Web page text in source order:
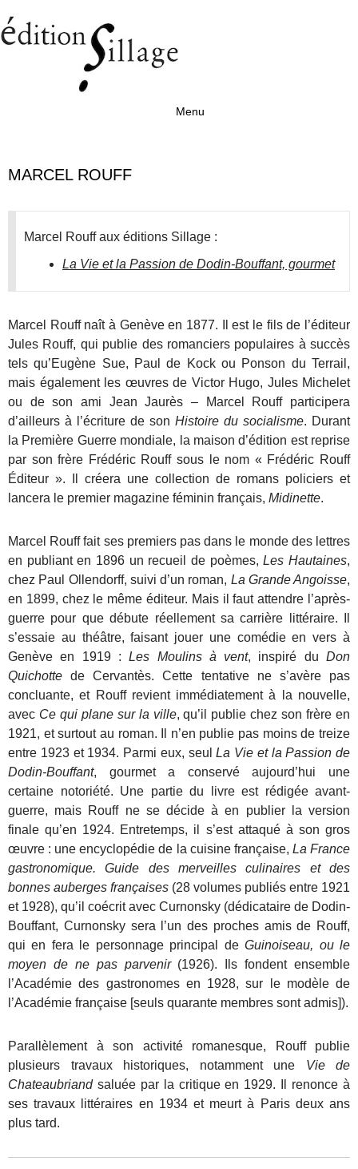
Menu
MARCEL ROUFF
Marcel Rouff aux éditions Sillage :
La Vie et la Passion de Dodin-Bouffant, gourmet
Marcel Rouff naît à Genève en 1877. Il est le fils de l’éditeur
Jules Rouff, qui publie des romanciers populaires à succès
tels qu’Eugène Sue, Paul de Kock ou Ponson du Terrail,
mais également les œuvres de Victor Hugo, Jules Michelet
ou de son ami Jean Jaurès – Marcel Rouff participera
d’ailleurs à l’écriture de son Histoire du socialisme. Durant
la Première Guerre mondiale, la maison d’édition est reprise
par son frère Frédéric Rouff sous le nom « Frédéric Rouff
Éditeur ». Il créera une collection de romans policiers et
lancera le premier magazine féminin français, Midinette.
Marcel Rouff fait ses premiers pas dans le monde des lettres
en publiant en 1896 un recueil de poèmes,Les Hautaines,
chez Paul Ollendorff, suivi d’un roman, La Grande Angoisse,
en 1899, chez le même éditeur. Mais il faut attendre l’après-
guerre pour que débute réellement sa carrière littéraire. Il
s’essaie au théâtre, faisant jouer une comédie en vers à
Genève en 1919 :Les Moulins à vent, inspiré duDon
Quichotte de Cervantès. Cette tentative ne s’avère pas
concluante, et Rouff revient immédiatement à la nouvelle,
avec Ce qui plane sur la ville, qu’il publie chez son frère en
1921, et surtout au roman. Il n’en publie pas moins de treize
entre 1923 et 1934. Parmi eux, seulLa Vie et la Passion de
Dodin-Bouffant, gourmet a conservé aujourd’hui une
certaine notoriété. Une partie du livre est rédigée avant-
guerre, mais Rouff ne se décide à en publier la version
finale qu’en 1924. Entretemps, il s’est attaqué à son gros
œuvre : une encyclopédie de la cuisine française, La France
gastronomique. Guide des merveilles culinaires et des
bonnes auberges françaises (28 volumes publiés entre 1921
et 1928), qu’il coécrit avec Curnonsky (dédicataire de Dodin-
Bouffant, Curnonsky sera l’un des proches amis de Rouff,
qui en fera le personnage principal deGuinoiseau, ou le
moyen de ne pas parvenir(1926). Ils fondent ensemble
l’Académie des gastronomes en 1928, sur le modèle de
l’Académie française [seuls quarante membres sont admis]).
Parallèlement à son activité romanesque, Rouff publie
plusieurs travaux historiques, notamment une Vie de
Chateaubriand saluée par la critique en 1929. Il renonce à
ses travaux littéraires en 1934 et meurt à Paris deux ans
plus tard.